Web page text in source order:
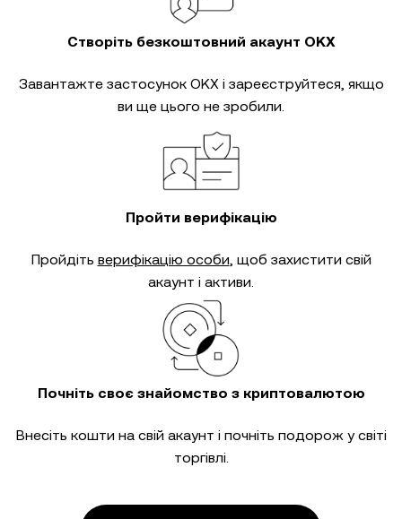
Створіть безкоштовний акаунт OKX
Завантажте застосунок OKX і зареєструйтеся, якщо
ви ще цього не зробили.
Пройти верифікацію
Пройдіть верифікацію особи, щоб захистити свій
акаунт і активи.
Почніть своє знайомство з криптовалютою
Внесіть кошти на свій акаунт і почніть подорож у світі
торгівлі.